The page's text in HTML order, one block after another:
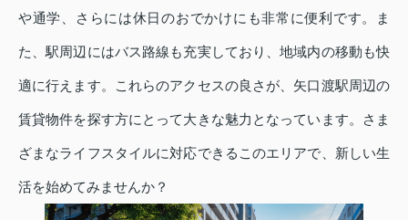
や通学、さらには休日のおでかけにも非常に便利です。ま
た、駅周辺にはバス路線も充実しており、地域内の移動も快
適に行えます。これらのアクセスの良さが、矢口渡駅周辺の
賃貸物件を探す方にとって大きな魅力となっています。さま
ざまなライフスタイルに対応できるこのエリアで、新しい生
活を始めてみませんか？